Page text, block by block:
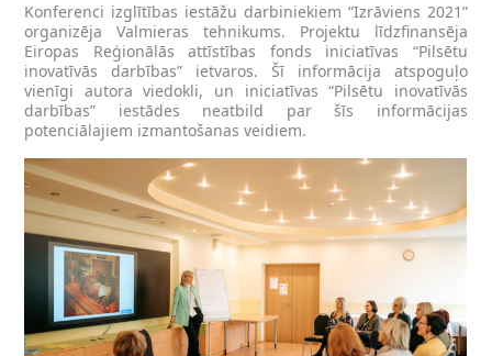
Konferenci izglītības iestāžu darbiniekiem “Izrāviens 2021”
organizēja Valmieras tehnikums. Projektu līdzfinansēja
Eiropas Reģionālās attīstības fonds iniciatīvas “Pilsētu
inovatīvās darbības” ietvaros. Šī informācija atspoguļo
vienīgi autora viedokli, un iniciatīvas “Pilsētu inovatīvās
darbības” iestādes neatbild par šīs informācijas
potenciālajiem izmantošanas veidiem.